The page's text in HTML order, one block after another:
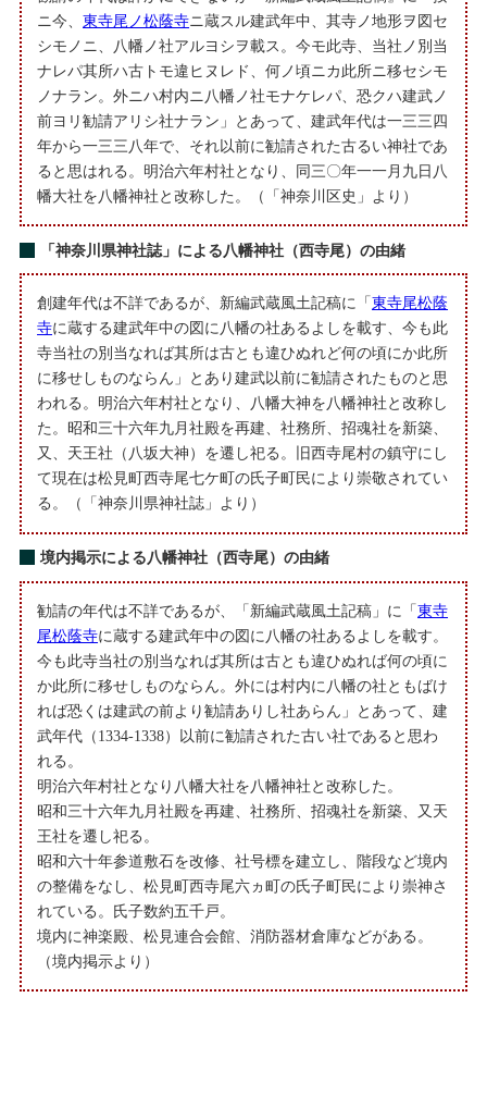
ニ今、東寺尾ノ松蔭寺ニ蔵スル建武年中、其寺ノ地形ヲ図セ
シモノニ、八幡ノ社アルヨシヲ載ス。今モ此寺、当社ノ別当
ナレパ其所ハ古トモ違ヒヌレド、何ノ頃ニカ此所ニ移セシモ
ノナラン。外ニハ村内ニ八幡ノ社モナケレパ、恐クハ建武ノ
前ヨリ勧請アリシ社ナラン」とあって、建武年代は一三三四
年から一三三八年で、それ以前に勧請された古るい神社であ
ると思はれる。明治六年村社となり、同三〇年一一月九日八
幡大社を八幡神社と改称した。（「神奈川区史」より）
「神奈川県神社誌」による八幡神社（西寺尾）の由緒
創建年代は不詳であるが、新編武蔵風土記稿に「東寺尾松蔭
寺に蔵する建武年中の図に八幡の社あるよしを載す、今も此
寺当社の別当なれば其所は古とも違ひぬれど何の頃にか此所
に移せしものならん」とあり建武以前に勧請されたものと思
われる。明治六年村社となり、八幡大神を八幡神社と改称し
た。昭和三十六年九月社殿を再建、社務所、招魂社を新築、
又、天王社（八坂大神）を遷し祀る。旧西寺尾村の鎮守にし
て現在は松見町西寺尾七ケ町の氏子町民により崇敬されてい
る。（「神奈川県神社誌」より）
境内掲示による八幡神社（西寺尾）の由緒
勧請の年代は不詳であるが、「新編武蔵風土記稿」に「東寺
尾松蔭寺に蔵する建武年中の図に八幡の社あるよしを載す。
今も此寺当社の別当なれば其所は古とも違ひぬれば何の頃に
か此所に移せしものならん。外には村内に八幡の社ともばけ
れば恐くは建武の前より勧請ありし社あらん」とあって、建
武年代（1334-1338）以前に勧請された古い社であると思わ
れる。
明治六年村社となり八幡大社を八幡神社と改称した。
昭和三十六年九月社殿を再建、社務所、招魂社を新築、又天
王社を遷し祀る。
昭和六十年参道敷石を改修、社号標を建立し、階段など境内
の整備をなし、松見町西寺尾六ヵ町の氏子町民により崇神さ
れている。氏子数約五千戸。
境内に神楽殿、松見連合会館、消防器材倉庫などがある。
（境内掲示より）